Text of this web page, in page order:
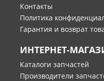
Контакты
Политика
Гарантия и возврат
ИНТЕРНЕТ-
Каталоги запчастей
Производители